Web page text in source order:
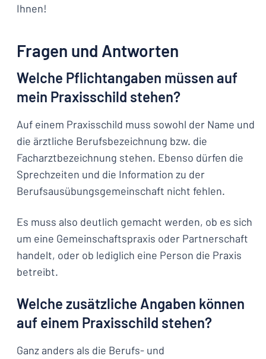
Ihnen!
Fragen und Antworten
Welche Pflichtangaben müssen auf
mein Praxisschild stehen?
Auf einem Praxisschild muss sowohl der Name und
die ärztliche Berufsbezeichnung bzw. die
Facharztbezeichnung stehen. Ebenso dürfen die
Sprechzeiten und die Information zu der
Berufsausübungsgemeinschaft nicht fehlen.
Es muss also deutlich gemacht werden, ob es sich
um eine Gemeinschaftspraxis oder Partnerschaft
handelt, oder ob lediglich eine Person die Praxis
betreibt.
Welche zusätzliche Angaben können
auf einem Praxisschild stehen?
Ganz anders als die Berufs- und